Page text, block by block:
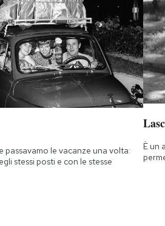
passavamo le vacanze una volta:
stessi posti e con le stesse
È un